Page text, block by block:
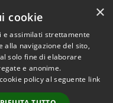
© 2026 • Comune di
Sarnico • Powered by
Municipium• Accesso
×
cookie
e assimilati strettamente
alla navigazione del sito,
solo fine di elaborare
e anonime.
policy al seguente link